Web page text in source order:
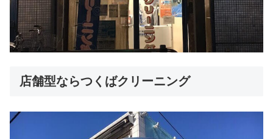
店舗型ならつくばクリーニング